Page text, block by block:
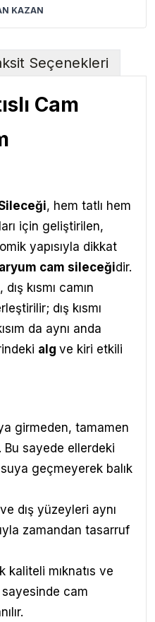
KAZAN
Seçenekleri
Cam
, hem tatlı hem
için geliştirilen,
yapısıyla dikkat
cam sileceğidir.
kısmı camın
dış kısmı
da aynı anda
alg ve kiri etkili
girmeden, tamamen
Bu sayede ellerdeki
geçmeyerek balık
dış yüzeyleri aynı
zamandan tasarruf
kaliteli mıknatıs ve
cam